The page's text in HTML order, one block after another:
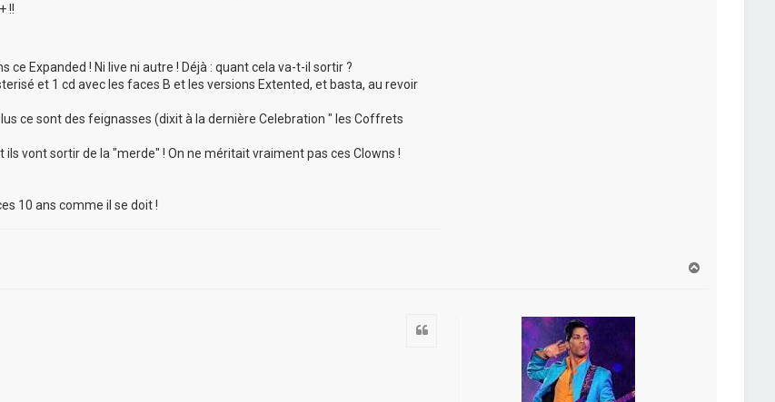
!!
ce Expanded ! Ni live ni autre ! Déjà : quant cela va-t-il sortir ?
et 1 cd avec les faces B et les versions Extented, et basta, au revoir
ce sont des feignasses (dixit à la dernière Celebration " les Coffrets
ils vont sortir de la "merde" ! On ne méritait vraiment pas ces Clowns !
10 ans comme il se doit !